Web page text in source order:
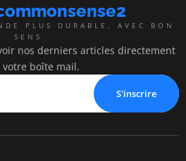
PLUS DURABLE, AVEC BON
SENS
nos derniers articles directement
votre boîte mail.
S'inscrire